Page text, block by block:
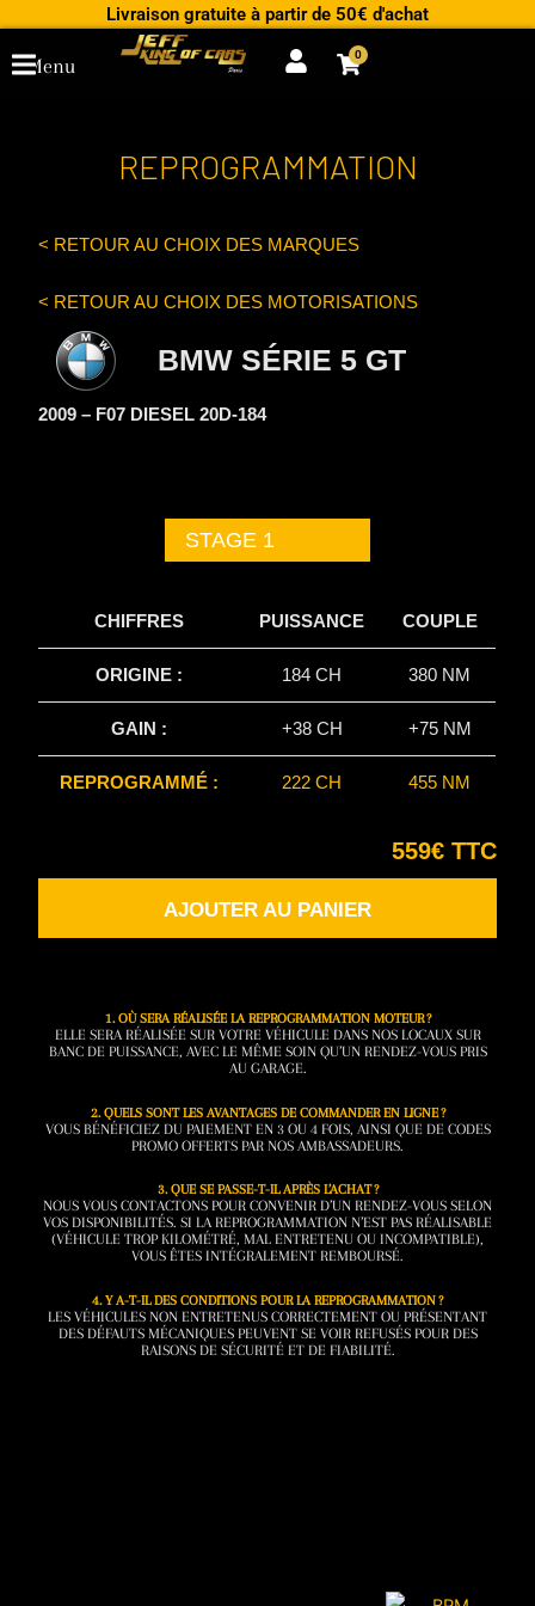
contenu
Livraison gratuite à partir de 50€ d'achat
0
Cart
Menu
REPROGRAMMATION
< RETOUR AU CHOIX DES MARQUES
< RETOUR AU CHOIX DES MOTORISATIONS
BMW SÉRIE 5 GT
2009 – F07 DIESEL 20D-184
STAGE 1
CHIFFRES PUISSANCE COUPLE
ORIGINE : 184 CH 380 NM
GAIN : +38 CH +75 NM
REPROGRAMMÉ : 222 CH 455 NM
559€ TTC
AJOUTER AU PANIER
1. OÙ SERA RÉALISÉE LA REPROGRAMMATION MOTEUR ?
ELLE SERA RÉALISÉE SUR VOTRE VÉHICULE DANS NOS LOCAUX SUR
BANC DE PUISSANCE, AVEC LE MÊME SOIN QU’UN RENDEZ-VOUS PRIS
AU GARAGE.
2. QUELS SONT LES AVANTAGES DE COMMANDER EN LIGNE ?
VOUS BÉNÉFICIEZ DU PAIEMENT EN 3 OU 4 FOIS, AINSI QUE DE CODES
PROMO OFFERTS PAR NOS AMBASSADEURS.
3. QUE SE PASSE-T-IL APRÈS L’ACHAT ?
NOUS VOUS CONTACTONS POUR CONVENIR D’UN RENDEZ-VOUS SELON
VOS DISPONIBILITÉS. SI LA REPROGRAMMATION N’EST PAS RÉALISABLE
(VÉHICULE TROP KILOMÉTRÉ, MAL ENTRETENU OU INCOMPATIBLE),
VOUS ÊTES INTÉGRALEMENT REMBOURSÉ.
4. Y A-T-IL DES CONDITIONS POUR LA REPROGRAMMATION ?
LES VÉHICULES NON ENTRETENUS CORRECTEMENT OU PRÉSENTANT
DES DÉFAUTS MÉCANIQUES PEUVENT SE VOIR REFUSÉS POUR DES
RAISONS DE SÉCURITÉ ET DE FIABILITÉ.